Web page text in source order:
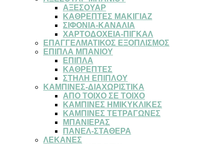
ΑΞΕΣΟΥΑΡ
ΚΑΘΡΕΠΤΕΣ ΜΑΚΙΓΙΑΖ
ΣΙΦΟΝΙΑ-ΚΑΝΑΛΙΑ
ΧΑΡΤΟΔΟΧΕΙΑ-ΠΙΓΚΑΛ
ΕΠΑΓΓΕΛΜΑΤΙΚΟΣ ΕΞΟΠΛΙΣΜΟΣ
ΕΠΙΠΛΑ ΜΠΑΝΙΟΥ
ΕΠΙΠΛΑ
ΚΑΘΡΕΠΤΕΣ
ΣΤΗΛΗ ΕΠΙΠΛΟΥ
ΚΑΜΠΙΝΕΣ-ΔΙΑΧΩΡΙΣΤΙΚΑ
ΑΠΟ ΤΟΙΧΟ ΣΕ ΤΟΙΧΟ
ΚΑΜΠΙΝΕΣ ΗΜΙΚΥΚΛΙΚΕΣ
ΚΑΜΠΙΝΕΣ ΤΕΤΡΑΓΩΝΕΣ
ΜΠΑΝΙΕΡΑΣ
ΠΑΝΕΛ-ΣΤΑΘΕΡΑ
ΛΕΚΑΝΕΣ